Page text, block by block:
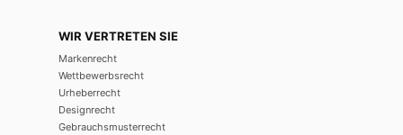
WIR VERTRETEN SIE
Markenrecht
Wettbewerbsrecht
Urheberrecht
Designrecht
Gebrauchsmusterrecht